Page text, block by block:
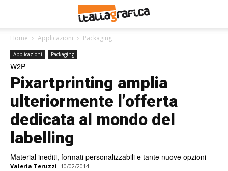
Home Applicazioni Packaging
Applicazioni Packaging
W2P
Pixartprinting amplia
ulteriormente l’offerta
dedicata al mondo del
labelling
Material inediti, formati personalizzabili e tante nuove opzioni
Valeria Teruzzi 10/02/2014